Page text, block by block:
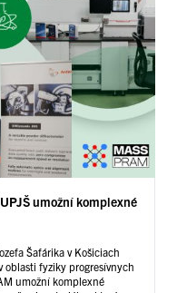
umožní komplexné
Šafárika v Košiciach
fyziky progresívnych
umožní komplexné